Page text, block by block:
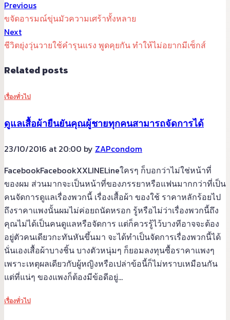
Previous
ขจัดอารมณ์ขุ่นมัวความเศร้าทั้งหลาย
Next
ชีวิตยุ่งวุ่นวายใช้คำรุนแรง พูดคุยกัน ทำให้ไม่อยากมีเซ็กส์
Related posts
เรื่องทั่วไป
ดูแลเสื้อผ้ายืนยันคุณผู้ชายทุกคนสามารถจัดการได้
23/10/2016 at 20:00 by ZAPcondom
FacebookFacebookXXLINELineใครๆ ก็บอกว่าไม่ใช่หน้าที่
ของผม ส่วนมากจะเป็นหน้าที่ของภรรยาหรือแฟนมากกว่าที่เป็น
คนจัดการดูแลเรื่องพวกนี้ เรื่องเสื้อผ้า ของใช้ ราคาหลักร้อยไป
ถึงราคาแพงนั้นผมไม่ค่อยถนัดหรอก รู้หรือไม่ว่าเรื่องพวกนี้ถึง
คุณไม่ได้เป็นคนดูแลหรือจัดการ แต่ก็ควรรู้ไว้บางทีอาจจะต้อง
อยู่ตัวคนเดียวกะทันหันขึ้นมา จะได้ทำเป็นจัดการเรื่องพวกนี้ได้
นั่นเองเสื้อผ้าบางชิ้น บางตัวหนุ่มๆ ก็ยอมลงทุนซื้อราคาแพงๆ
เพราะเหตุผลเดียวกับผู้หญิงหรือเปล่าข้อนี้ก็ไม่ทราบเหมือนกัน
แต่ที่แน่ๆ ของแพงก็ต้องมีข้อดีอยู่…
เรื่องทั่วไป